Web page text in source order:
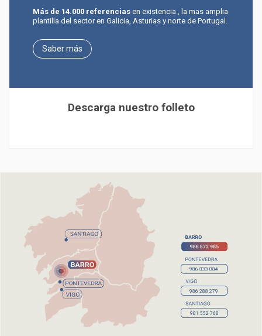
Más de 14.000 referencias en existencia , la mas amplia
plantilla del sector en Galicia, Asturias y norte de Portugal.
Saber más
Descarga nuestro folleto